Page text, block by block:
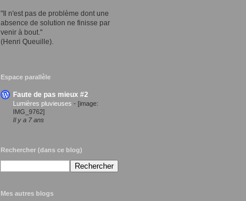
"Il n'est pas de problème dont une
absence de solution ne finisse par
venir à bout."
(Henri Queuille).
Espace parallèle
Faute de pas mieux #2
Lumières pluvieuses - [image:
IMG_9762]
Il y a 7 ans
Rechercher (dans ce blog)
Mes autres blogs